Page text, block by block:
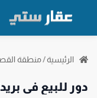
الرئيسية/منطقة
دور للبيع في